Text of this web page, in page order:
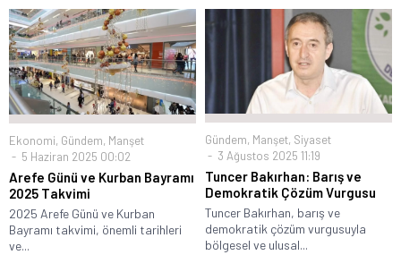
Ekonomi, Gündem, Manşet
5 Haziran 2025 00:02
Arefe Günü ve Kurban Bayramı
2025 Takvimi
2025 Arefe Günü ve Kurban
Bayramı takvimi, önemli tarihleri
ve...
Gündem, Manşet, Siyaset
3 Ağustos 2025 11:19
Tuncer Bakırhan: Barış ve
Demokratik Çözüm Vurgusu
Tuncer Bakırhan, barış ve
demokratik çözüm vurgusuyla
bölgesel ve ulusal...